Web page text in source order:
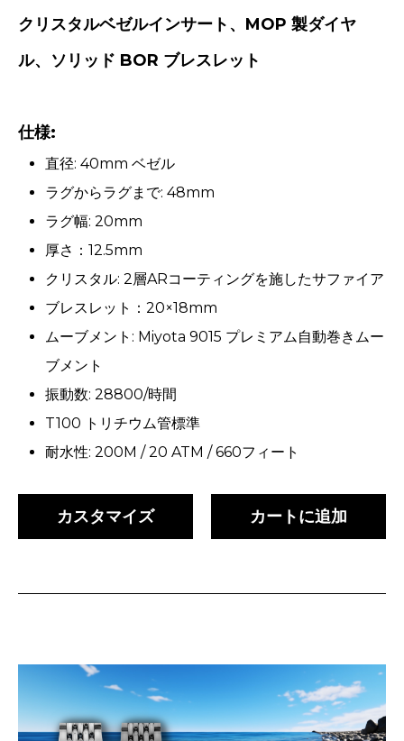
クリスタルベゼルインサート、MOP 製ダイヤ
ル、ソリッド BOR ブレスレット
仕様:
直径: 40mm ベゼル
ラグからラグまで: 48mm
ラグ幅: 20mm
厚さ：12.5mm
クリスタル: 2層ARコーティングを施したサファイア
ブレスレット：20×18mm
ムーブメント: Miyota 9015 プレミアム自動巻きムー
ブメント
振動数: 28800/時間
T100 トリチウム管標準
耐水性: 200M / 20 ATM / 660フィート
カスタマイズ カートに追加